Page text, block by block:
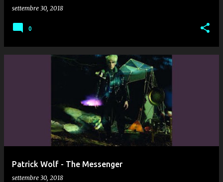
settembre 30, 2018
0
Patrick Wolf - The Messenger
settembre 30, 2018